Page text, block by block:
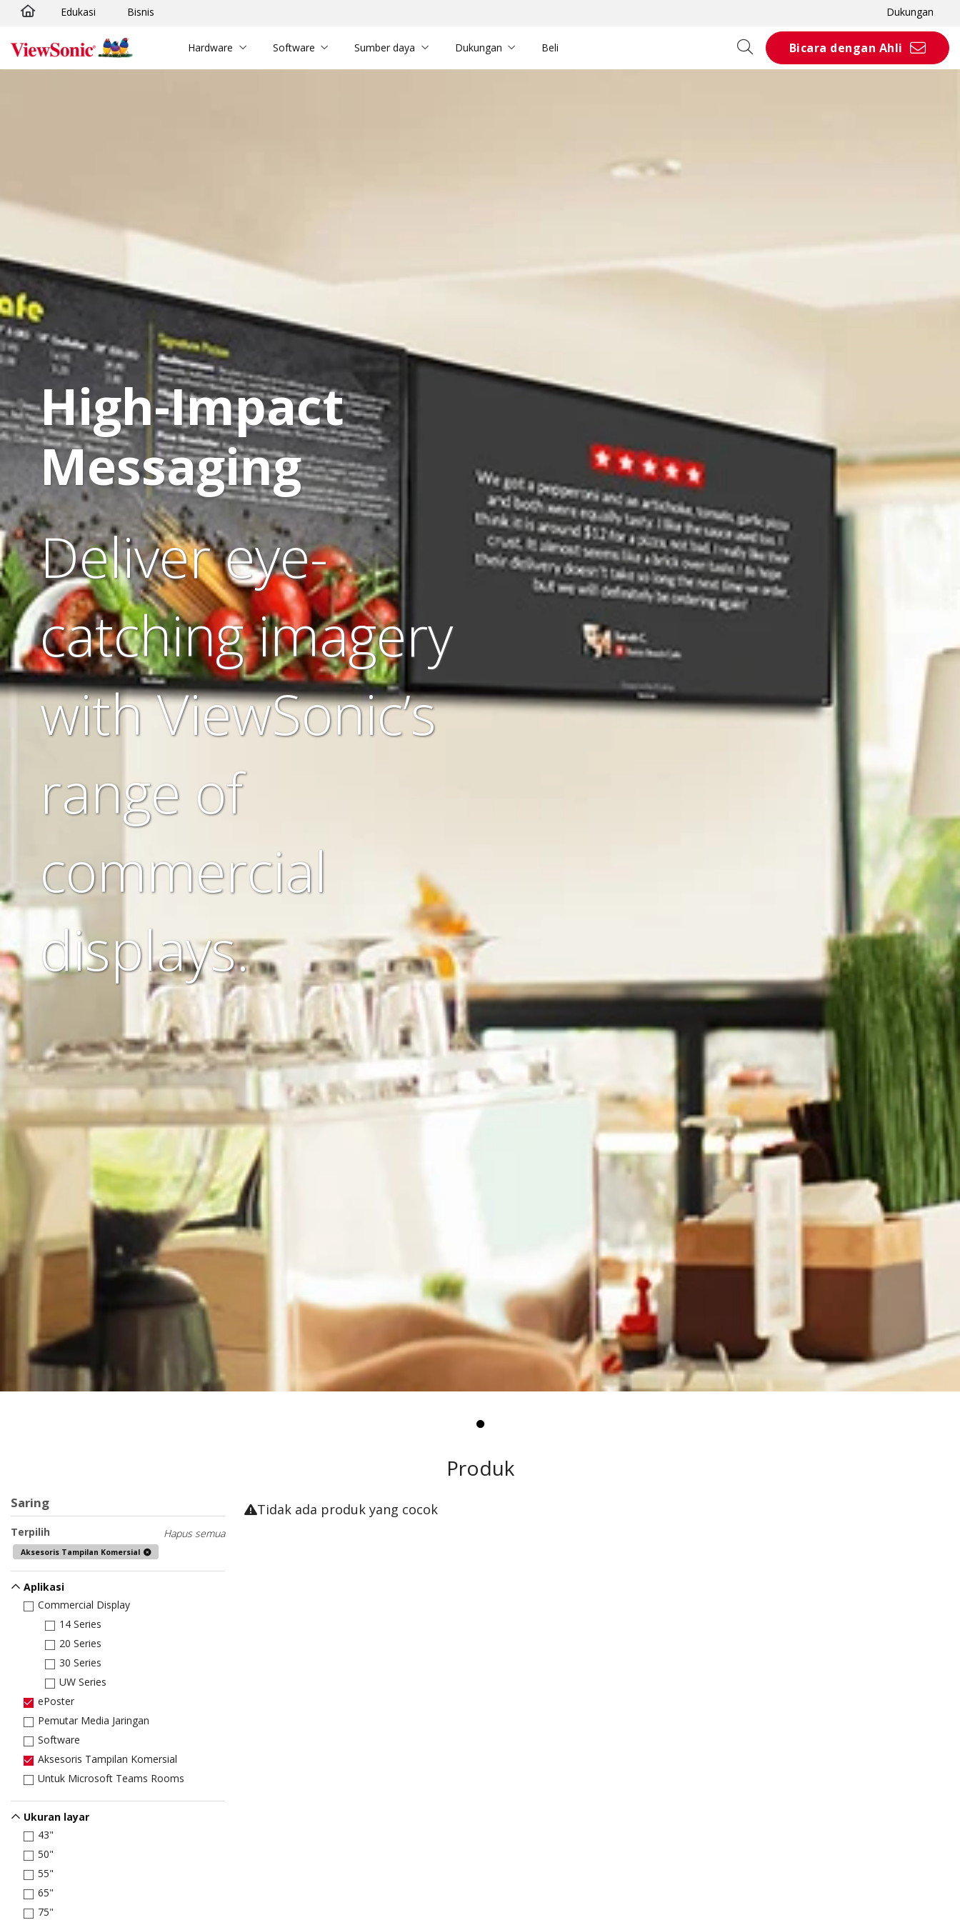
Skip to main content
Edukasi Bisnis Dukungan
Hardware Software Sumber daya Dukungan Beli Bicara dengan Ahli
High-Impact
Messaging
Deliver eye-
catching imagery
with ViewSonic’s
range of
commercial
displays.
Produk
Saring
Hapus semua
Terpilih
Aksesoris Tampilan Komersial
Aplikasi
Commercial Display
14 Series
20 Series
30 Series
UW Series
ePoster
Pemutar Media Jaringan
Software
Aksesoris Tampilan Komersial
Untuk Microsoft Teams Rooms
Ukuran layar
43"
50"
55"
65"
75"
Tidak ada produk yang cocok